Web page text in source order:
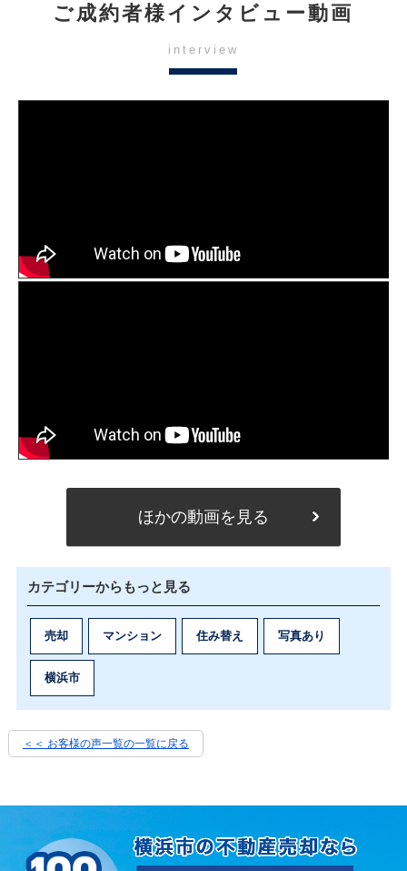
ご成約者様インタビュー動画
interview
ほかの動画を見る
カテゴリーからもっと見る
売却 マンション 住み替え 写真あり
横浜市
＜＜ お客様の声一覧の一覧に戻る